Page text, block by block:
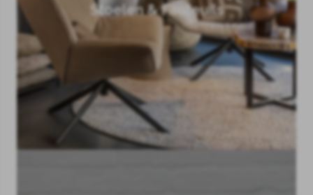
Stoelen & Fauteuils